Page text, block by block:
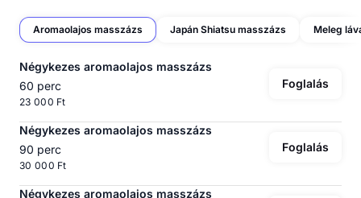
Aromaolajos masszázs Japán Shiatsu masszázs
Négykezes aromaolajos masszázs
60 perc
23 000 Ft
Foglalás
Négykezes aromaolajos masszázs
90 perc
30 000 Ft
Foglalás
Négykezes aromaolajos masszázs